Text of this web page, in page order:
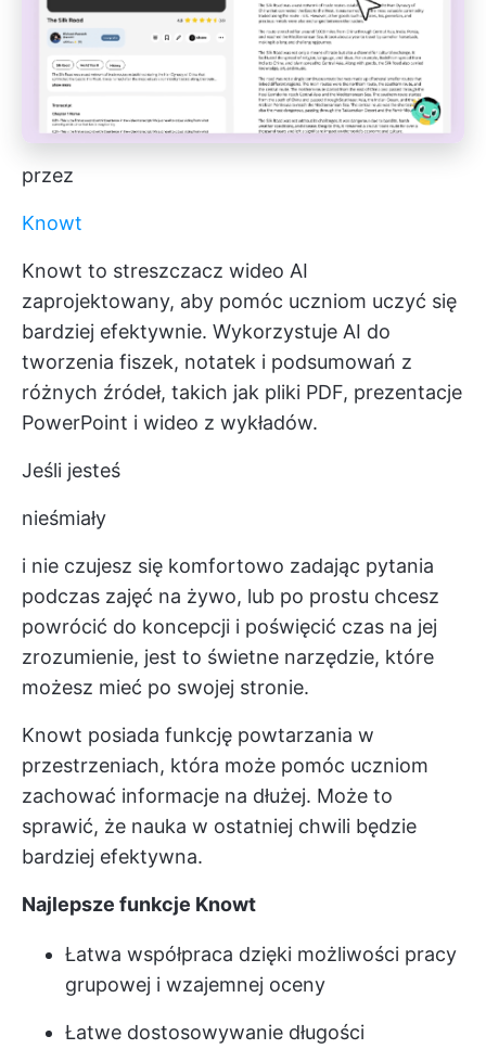
przez
Knowt
Knowt to streszczacz wideo AI
zaprojektowany, aby pomóc uczniom uczyć się
bardziej efektywnie. Wykorzystuje AI do
tworzenia fiszek, notatek i podsumowań z
różnych źródeł, takich jak pliki PDF, prezentacje
PowerPoint i wideo z wykładów.
Jeśli jesteś
nieśmiały
i nie czujesz się komfortowo zadając pytania
podczas zajęć na żywo, lub po prostu chcesz
powrócić do koncepcji i poświęcić czas na jej
zrozumienie, jest to świetne narzędzie, które
możesz mieć po swojej stronie.
Knowt posiada funkcję powtarzania w
przestrzeniach, która może pomóc uczniom
zachować informacje na dłużej. Może to
sprawić, że nauka w ostatniej chwili będzie
bardziej efektywna.
Najlepsze funkcje Knowt
Łatwa współpraca dzięki możliwości pracy
grupowej i wzajemnej oceny
Łatwe dostosowywanie długości